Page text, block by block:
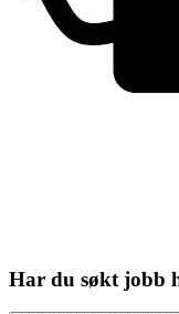
Har du søkt jobb